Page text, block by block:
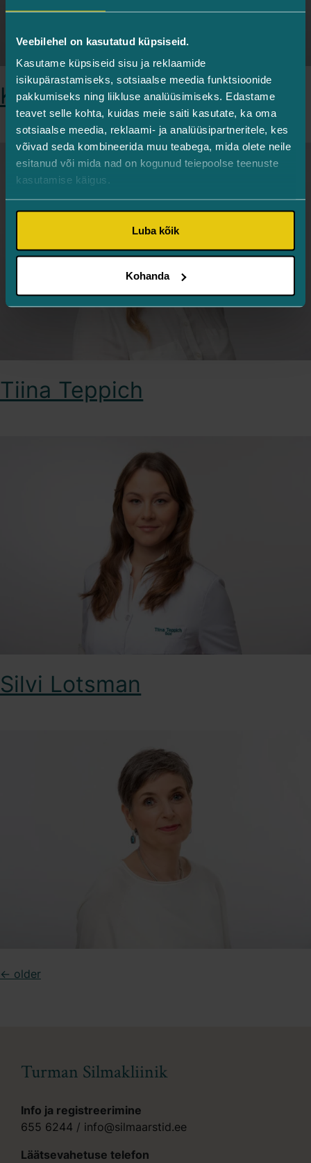
Veebilehel on kasutatud küpsiseid.
Kasutame küpsiseid sisu ja reklaamide
isikupärastamiseks, sotsiaalse meedia funktsioonide
pakkumiseks ning liikluse analüüsimiseks. Edastame
teavet selle kohta, kuidas meie saiti kasutate, ka oma
sotsiaalse meedia, reklaami- ja analüüsipartneritele, kes
võivad seda kombineerida muu teabega, mida olete neile
esitanud või mida nad on kogunud teiepoolse teenuste
kasutamise käigus.
Luba kõik
Kohanda
Kristi Kark
Tiina Teppich
Silvi Lotsman
Posts
← older
Turman Silmakliinik
Info ja registreerimine
655 6244 / info@silmaarstid.ee
Läätsevahetuse telefon